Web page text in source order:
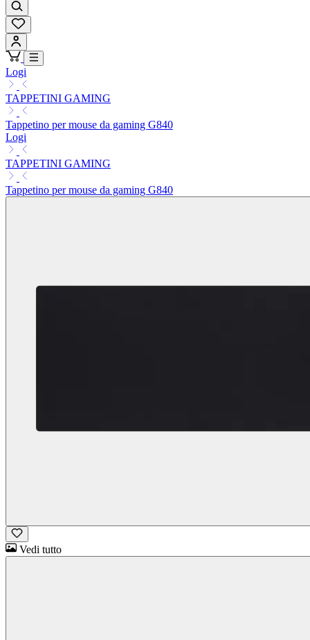
Logi
TAPPETINI GAMING
Tappetino per mouse da gaming G840
Logi
TAPPETINI GAMING
Tappetino per mouse da gaming G840
Vedi tutto